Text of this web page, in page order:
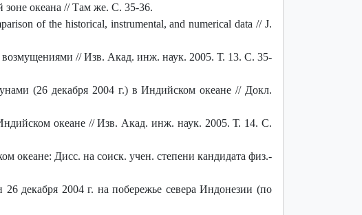
океана // Там же. С. 35-36.
of the historical, instrumental, and numerical data // J.
// Изв. Акад. инж. наук. 2005. Т. 13. С. 35-
(26 декабря 2004 г.) в Индийском океане // Докл.
океане // Изв. Акад. инж. наук. 2005. Т. 14. С.
океане: Дисс. на соиск. учен. степени кандидата физ.-
декабря 2004 г. на побережье севера Индонезии (по